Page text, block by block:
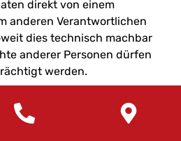
direkt von einem
anderen Verantwortlichen
dies technisch machbar
anderer Personen dürfen
werden.
Daten, die für die